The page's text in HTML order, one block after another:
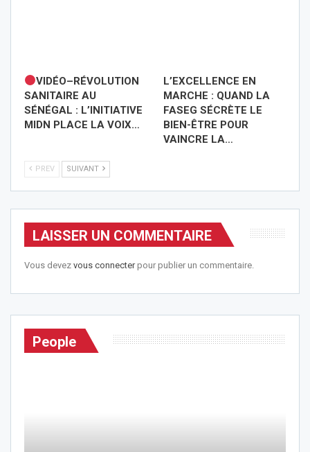
VIDÉO–RÉVOLUTION
SANITAIRE AU
SÉNÉGAL : L’INITIATIVE
MIDN PLACE LA VOIX…
L’EXCELLENCE EN
MARCHE : QUAND LA
FASEG SÉCRÈTE LE
BIEN-ÊTRE POUR
VAINCRE LA…
PREV SUIVANT
LAISSER UN COMMENTAIRE
Vous devez vous connecterpour publier un commentaire.
People